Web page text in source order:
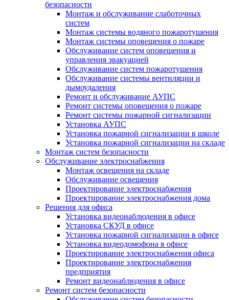
безопасности
Монтаж и обслуживание слаботочных
систем
Монтаж системы водяного пожаротушения
Монтаж системы оповещения о пожаре
Обслуживание систем оповещения и
управления эвакуацией
Обслуживание систем пожаротушения
Обслуживание системы вентиляции и
дымоудаления
Ремонт и обслуживание АУПС
Ремонт системы оповещения о пожаре
Ремонт системы пожарной сигнализации
Установка АУПС
Установка пожарной сигнализации в школе
Установка пожарной сигнализации на складе
Монтаж систем безопасности
Обслуживание электроснабжения
Монтаж освещения на складе
Обслуживание освещения
Проектирование электроснабжения
Проектирование электроснабжения дома
Решения для офиса
Установка видеонаблюдения в офисе
Установка СКУД в офисе
Установка пожарной сигнализации в офисе
Установка видеодомофона в офисе
Проектирование электроснабжения офиса
Проектирование электроснабжения
предприятия
Ремонт видеонаблюдения в офисе
Ремонт систем безопасности